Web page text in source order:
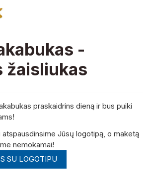
-
žaisliukas
praskaidrins dieną ir bus puiki
atspausdinsime Jūsų logotipą, o maketą
nemokamai!
SU LOGOTIPU